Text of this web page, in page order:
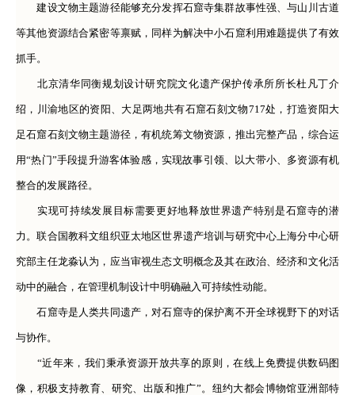
建设文物主题游径能够充分发挥石窟寺集群故事性强、与山川古道
等其他资源结合紧密等禀赋，同样为解决中小石窟利用难题提供了有效
抓手。
北京清华同衡规划设计研究院文化遗产保护传承所所长杜凡丁介
绍，川渝地区的资阳、大足两地共有石窟石刻文物717处，打造资阳大
足石窟石刻文物主题游径，有机统筹文物资源，推出完整产品，综合运
用“热门”手段提升游客体验感，实现故事引领、以大带小、多资源有机
整合的发展路径。
实现可持续发展目标需要更好地释放世界遗产特别是石窟寺的潜
力。联合国教科文组织亚太地区世界遗产培训与研究中心上海分中心研
究部主任龙淼认为，应当审视生态文明概念及其在政治、经济和文化活
动中的融合，在管理机制设计中明确融入可持续性动能。
石窟寺是人类共同遗产，对石窟寺的保护离不开全球视野下的对话
与协作。
“近年来，我们秉承资源开放共享的原则，在线上免费提供数码图
像，积极支持教育、研究、出版和推广”。纽约大都会博物馆亚洲部特